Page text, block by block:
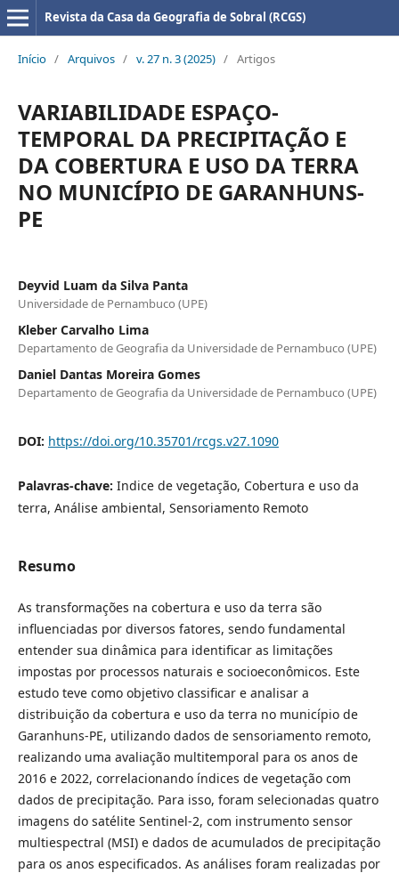
Revista da Casa da Geografia de Sobral (RCGS)
Início / Arquivos / v. 27 n. 3 (2025) / Artigos
VARIABILIDADE ESPAÇO-
TEMPORAL DA PRECIPITAÇÃO E
DA COBERTURA E USO DA TERRA
NO MUNICÍPIO DE GARANHUNS-
PE
Deyvid Luam da Silva Panta
Universidade de Pernambuco (UPE)
Kleber Carvalho Lima
Departamento de Geografia da Universidade de Pernambuco (UPE)
Daniel Dantas Moreira Gomes
Departamento de Geografia da Universidade de Pernambuco (UPE)
DOI: https://doi.org/10.35701/rcgs.v27.1090
Palavras-chave: Indice de vegetação, Cobertura e uso da
terra, Análise ambiental, Sensoriamento Remoto
Resumo
As transformações na cobertura e uso da terra são
influenciadas por diversos fatores, sendo fundamental
entender sua dinâmica para identificar as limitações
impostas por processos naturais e socioeconômicos. Este
estudo teve como objetivo classificar e analisar a
distribuição da cobertura e uso da terra no município de
Garanhuns-PE, utilizando dados de sensoriamento remoto,
realizando uma avaliação multitemporal para os anos de
2016 e 2022, correlacionando índices de vegetação com
dados de precipitação. Para isso, foram selecionadas quatro
imagens do satélite Sentinel-2, com instrumento sensor
multiespectral (MSI) e dados de acumulados de precipitação
para os anos especificados. As análises foram realizadas por